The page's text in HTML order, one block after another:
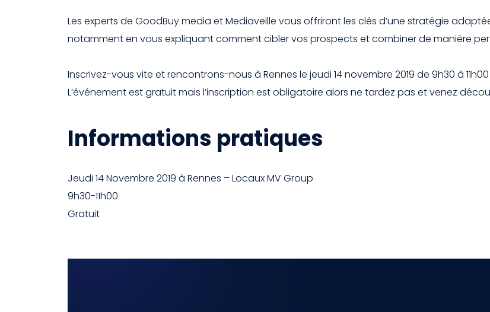
Les experts de GoodBuy media et Mediaveille vous offriront les clés d’une stratégie
notamment en vous expliquant comment cibler vos prospects et combiner de manière
Inscrivez-vous vite et rencontrons-nous à Rennes le jeudi 14 novembre 2019 de 9h30 à
L’événement est gratuit mais l’inscription est obligatoire alors ne tardez pas et venez
Informations pratiques
Jeudi 14 Novembre 2019 à Rennes – Locaux MV Group
9h30-11h00
Gratuit